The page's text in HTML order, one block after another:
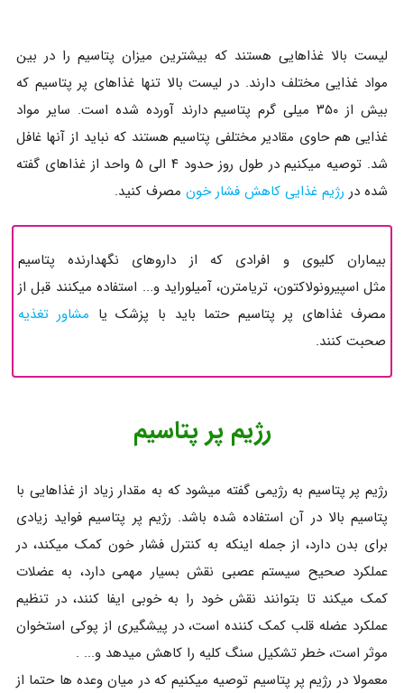
لیست بالا غذاهایی هستند که بیشترین میزان پتاسیم را در بین
مواد غذایی مختلف دارند. در لیست بالا تنها غذاهای پر پتاسیم که
بیش از ۳۵۰ میلی گرم پتاسیم دارند آورده شده است. سایر مواد
غذایی هم حاوی مقادیر مختلفی پتاسیم هستند که نباید از آنها غافل
شد. توصیه میکنیم در طول روز حدود ۴ الی ۵ واحد از غذاهای گفته
شده در رژیم غذایی کاهش فشار خونمصرف کنید.
بیماران کلیوی و افرادی که از داروهای نگهدارنده پتاسیم
مثل اسپیرونولاکتون، تریامترن، آمیلوراید و... استفاده میکنند قبل از
مصرف غذاهای پر پتاسیم حتما باید با پزشک یا مشاور تغذیه
صحبت کنند.
رژیم پر پتاسیم
رژیم پر پتاسیم به رژیمی گفته میشود که به مقدار زیاد از غذاهایی با
پتاسیم بالا در آن استفاده شده باشد. رژیم پر پتاسیم فواید زیادی
برای بدن دارد، از جمله اینکه به کنترل فشار خون کمک میکند، در
عملکرد صحیح سیستم عصبی نقش بسیار مهمی دارد، به عضلات
کمک میکند تا بتوانند نقش خود را به خوبی ایفا کنند، در تنظیم
عملکرد عضله قلب کمک کننده است، در پیشگیری از پوکی استخوان
موثر است، خطر تشکیل سنگ کلیه را کاهش میدهد و... .
معمولا در رژیم پر پتاسیم توصیه میکنیم که در میان وعده ها حتما از